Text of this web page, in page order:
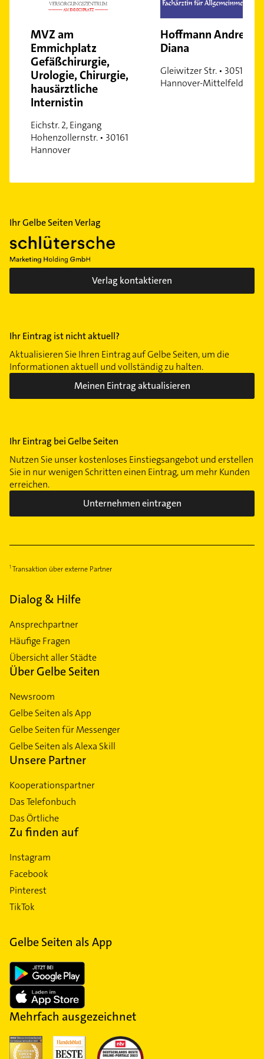
Vinnhorst
Wülferode
Waldheim
Wettbergen
Zoo
MVZ am
Emmichplatz
Gefäßchirurgie,
Urologie, Chirurgie,
hausärztliche
Internistin
Eichstr. 2, Eingang
Hohenzollernstr. • 30161
Hannover
Hoffmann Andrea-
Diana
Gleiwitzer Str. • 30519
Hannover-Mittelfeld
Ihr Gelbe Seiten Verlag
Verlag kontaktieren
Ihr Eintrag ist nicht aktuell?
Aktualisieren Sie Ihren Eintrag auf Gelbe Seiten, um die
Informationen aktuell und vollständig zu halten.
Meinen Eintrag aktualisieren
Ihr Eintrag bei Gelbe Seiten
Nutzen Sie unser kostenloses Einstiegsangebot und erstellen
Sie in nur wenigen Schritten einen Eintrag, um mehr Kunden
erreichen.
Unternehmen eintragen
Transaktion über externe Partner
Dialog & Hilfe
Ansprechpartner
Häufige Fragen
Übersicht aller Städte
Über Gelbe Seiten
Newsroom
Gelbe Seiten als App
Gelbe Seiten für Messenger
Gelbe Seiten als Alexa Skill
Unsere Partner
Kooperationspartner
Das Telefonbuch
Das Örtliche
Zu finden auf
Instagram
Facebook
Pinterest
TikTok
Gelbe Seiten als App
Mehrfach ausgezeichnet